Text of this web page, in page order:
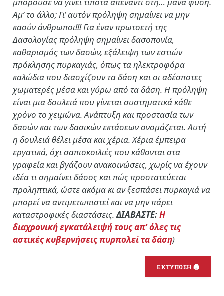
Αμ’ το άλλο; Γι’ αυτόν πρόληψη σημαίνει να μην
καούν άνθρωποι!!! Για έναν πρωτοετή της
Δασολογίας πρόληψη σημαίνει δασοπονία,
καθαρισμός των δασών, εξάλειψη των εστιών
πρόκλησης πυρκαγιάς, όπως τα ηλεκτροφόρα
καλώδια που διασχίζουν τα δάση και οι αδέσποτες
χωματερές μέσα και γύρω από τα δάση. Η πρόληψη
είναι μια δουλειά που γίνεται συστηματικά κάθε
χρόνο το χειμώνα. Ανάπτυξη και προστασία των
δασών και των δασικών εκτάσεων ονομάζεται. Αυτή
η δουλειά θέλει μέσα και χέρια. Χέρια έμπειρα
εργατικά, όχι σαπιοκοιλιές που κάθονται στα
γραφεία και βγάζουν ανακοινώσεις, χωρίς να έχουν
ιδέα τι σημαίνει δάσος και πώς προστατεύεται
προληπτικά, ώστε ακόμα κι αν ξεσπάσει πυρκαγιά να
μπορεί να αντιμετωπιστεί και να μην πάρει
καταστροφικές διαστάσεις.ΔΙΑΒΑΣΤΕ:Η
διαχρονική εγκατάλειψή τους απ’ όλες τις
αστικές κυβερνήσεις πυρπολεί τα δάση)
ΕΚΤΥΠΩΣΗ 🖨